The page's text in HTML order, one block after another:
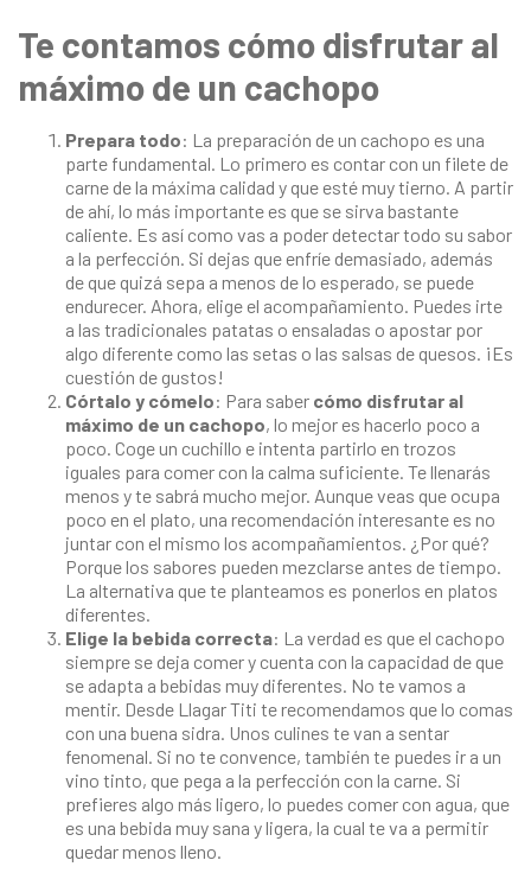
Te contamos cómo disfrutar al
máximo de un cachopo
Prepara todo: La preparación de un cachopo es una
parte fundamental. Lo primero es contar con un filete de
carne de la máxima calidad y que esté muy tierno. A partir
de ahí, lo más importante es que se sirva bastante
caliente. Es así como vas a poder detectar todo su sabor
a la perfección. Si dejas que enfríe demasiado, además
de que quizá sepa a menos de lo esperado, se puede
endurecer. Ahora, elige el acompañamiento. Puedes irte
a las tradicionales patatas o ensaladas o apostar por
algo diferente como las setas o las salsas de quesos. ¡Es
cuestión de gustos!
Córtalo y cómelo: Para saber cómo disfrutar al
máximo de un cachopo, lo mejor es hacerlo poco a
poco. Coge un cuchillo e intenta partirlo en trozos
iguales para comer con la calma suficiente. Te llenarás
menos y te sabrá mucho mejor. Aunque veas que ocupa
poco en el plato, una recomendación interesante es no
juntar con el mismo los acompañamientos. ¿Por qué?
Porque los sabores pueden mezclarse antes de tiempo.
La alternativa que te planteamos es ponerlos en platos
diferentes.
Elige la bebida correcta: La verdad es que el cachopo
siempre se deja comer y cuenta con la capacidad de que
se adapta a bebidas muy diferentes. No te vamos a
mentir. Desde Llagar Titi te recomendamos que lo comas
con una buena sidra. Unos culines te van a sentar
fenomenal. Si no te convence, también te puedes ir a un
vino tinto, que pega a la perfección con la carne. Si
prefieres algo más ligero, lo puedes comer con agua, que
es una bebida muy sana y ligera, la cual te va a permitir
quedar menos lleno.